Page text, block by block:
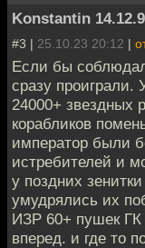
Konstantin
#3 | 25.10.23 20:12 |
Если бы
сразу проиграли.
24000+ звездных
корабликов
император были
истребителей и
у поздних
умудрялись их
ИЗР 60+ пушек ГК
вперед. и где то